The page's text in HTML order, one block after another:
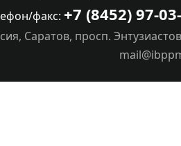
факс: +7 (8452) 97-
Саратов, просп.